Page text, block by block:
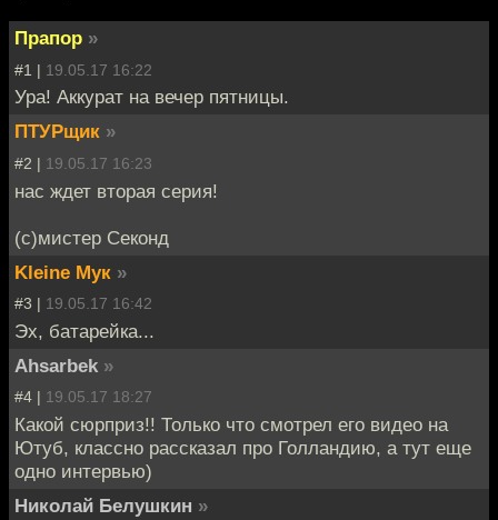
Прапор »
#1 | 19.05.17 16:22
Ура! Аккурат на вечер пятницы.
ПТУРщик »
#2 | 19.05.17 16:23
нас ждет вторая серия!
(с)мистер Секонд
Kleine Мук »
#3 | 19.05.17 16:42
Эх, батарейка...
Ahsarbek »
#4 | 19.05.17 18:27
Какой сюрприз!! Только что смотрел его видео на
Ютуб, классно рассказал про Голландию, а тут еще
одно интервью)
Николай Белушкин »